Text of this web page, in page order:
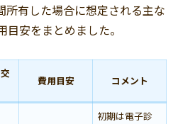
所有した場合に想定される主な
安をまとめました。
費用目安 コメント
初期は電子診